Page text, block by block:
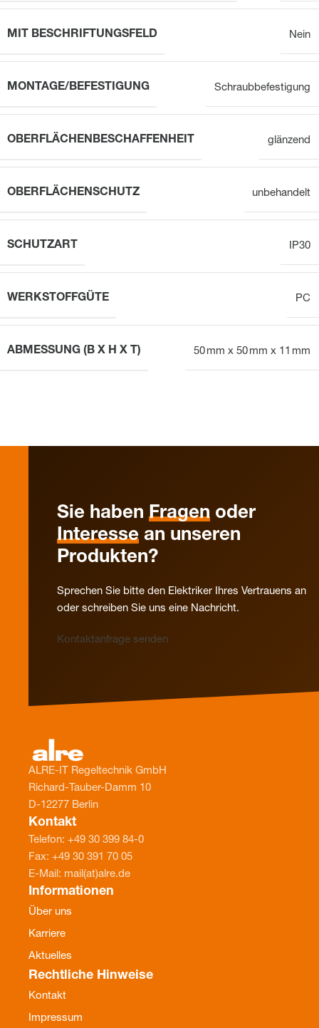
MIT BESCHRIFTUNGSFELD Nein
MONTAGE/BEFESTIGUNG Schraubbefestigung
OBERFLÄCHENBESCHAFFENHEIT glänzend
OBERFLÄCHENSCHUTZ unbehandelt
SCHUTZART IP30
WERKSTOFFGÜTE PC
ABMESSUNG (B X H X T) 50 mm x 50 mm x 11 mm
Sie haben Fragen oder
Interesse an unseren
Produkten?
Sprechen Sie bitte den Elektriker Ihres Vertrauens an
oder schreiben Sie uns eine Nachricht.
Kontaktanfrage senden
ALRE-IT Regeltechnik GmbH
Richard-Tauber-Damm 10
D-12277 Berlin
Kontakt
Telefon: +49 30 399 84-0
Fax: +49 30 391 70 05
E-Mail: mail(at)alre.de
Informationen
Über uns
Karriere
Aktuelles
Rechtliche Hinweise
Kontakt
Impressum